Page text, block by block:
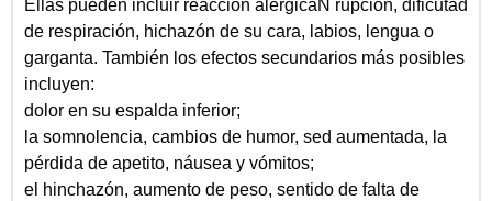
Ellas pueden incluir reacción alergicaÑ rupción, dificutad
de respiración, hichazón de su cara, labios, lengua o
garganta. También los efectos secundarios más posibles
incluyen:
dolor en su espalda inferior;
la somnolencia, cambios de humor, sed aumentada, la
pérdida de apetito, náusea y vómitos;
el hinchazón, aumento de peso, sentido de falta de